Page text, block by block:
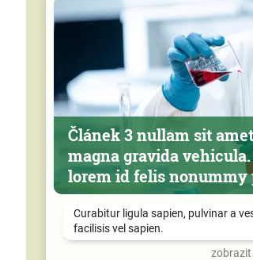
Článek 3 nullam sit
magna gravida
lorem id felis nonummy
Curabitur ligula sapien, pulvinar a
facilisis vel sapien.
zobrazit